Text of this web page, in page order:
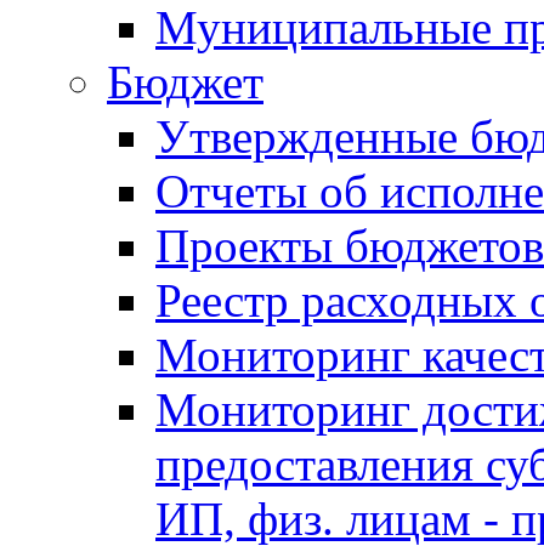
Муниципальные
Бюджет
Утвержденные
Отчеты об
Проекты бюджетов
Реестр расходных
Мониторинг
Мониторинг
предоставления
ИП, физ. лицам -